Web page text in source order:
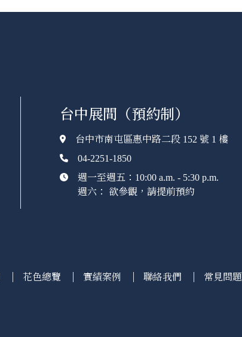
台中展間（預約制）
台中市南屯區惠中路二段 152 號 1 樓
04-2251-1850
週一至週五：10:00 a.m. - 5:30 p.m.
週六： 欲參觀，請提前預約
花色總覽 實績案例 聯絡我們 常見問題